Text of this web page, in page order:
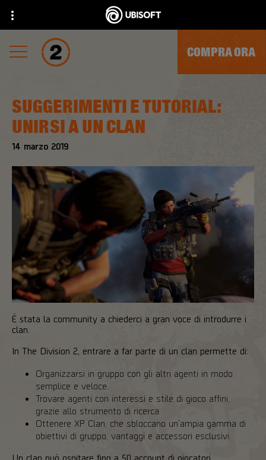
COMPRA ORA
14 marzo 2019
SUGGERIMENTI E TUTORIAL:
UNIRSI A UN CLAN
È stata la community a chiederci a gran voce di introdurre i
clan.
In The Division 2, entrare a far parte di un clan permette di:
Organizzarsi in gruppo con gli altri agenti in modo
semplice e veloce.
Trovare agenti con interessi e stile di gioco affini,
grazie allo strumento di ricerca.
Ottenere XP Clan, che sbloccano un'ampia gamma di
obiettivi di gruppo, vantaggi e accessori esclusivi.
Un clan può ospitare fino a 50 account di giocatori.